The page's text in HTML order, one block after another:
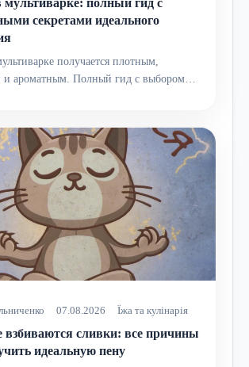
мультиварке: полный гид с
секретами идеального
получается плотным,
и ароматным. Полный гид с выбором…
07.08.2026 Їжа та кулінарія
взбиваются сливки: все причины
идеальную пену